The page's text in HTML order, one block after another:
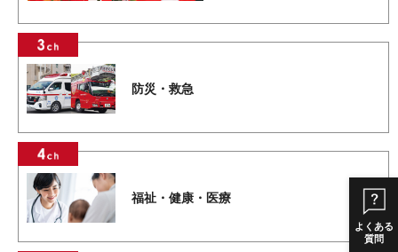
よくある
質問
防災・救急
福祉・健康・医療